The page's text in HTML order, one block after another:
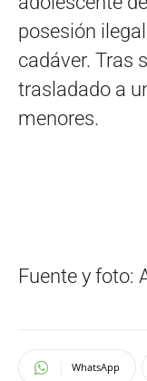
posesión
cadáver. Tras
trasladado a
menores.
Fuente y foto:
WhatsApp